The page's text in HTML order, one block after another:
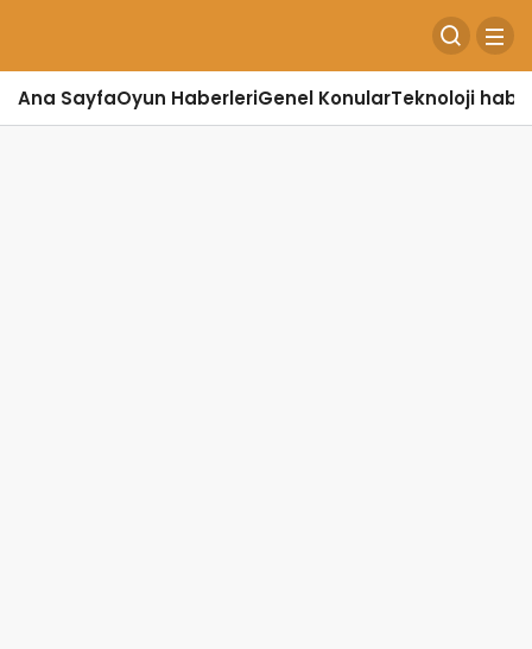
Ana SayfaOyun HaberleriGenel KonularTeknoloji